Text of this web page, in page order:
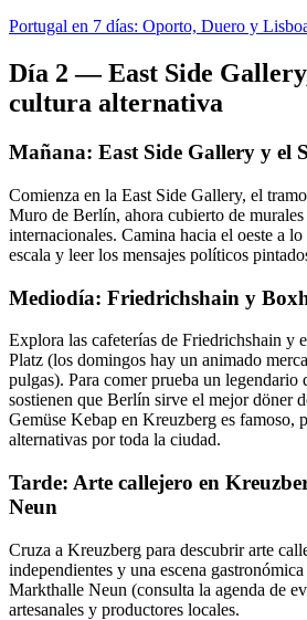
Portugal en 7 días: Oporto, Duero y
Día 2 — East Side
cultura alternativa
Mañana: East Side Gallery y el
Comienza en la East Side Gallery, el
Muro de Berlín, ahora cubierto de murales
internacionales. Camina hacia el oeste a
escala y leer los mensajes políticos
Mediodía: Friedrichshain y
Explora las cafeterías de Friedrichshain y
Platz (los domingos hay un animado
pulgas). Para comer prueba un
sostienen que Berlín sirve el mejor döner
Gemüse Kebap en Kreuzberg es famoso,
alternativas por toda la ciudad.
Tarde: Arte callejero en
Neun
Cruza a Kreuzberg para descubrir arte
independientes y una escena
Markthalle Neun (consulta la agenda de
artesanales y productores locales.